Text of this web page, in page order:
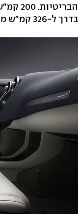
בדרך ל-326 קמ"ש מרביים.